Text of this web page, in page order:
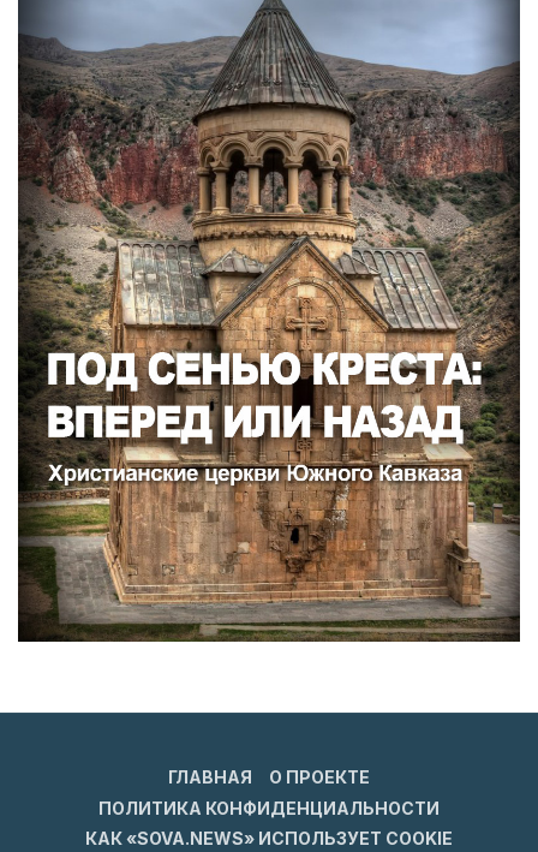
ГЛАВНАЯ
О ПРОЕКТЕ
ПОЛИТИКА КОНФИДЕНЦИАЛЬНОСТИ
КАК «SOVA.NEWS» ИСПОЛЬЗУЕТ COOKIE